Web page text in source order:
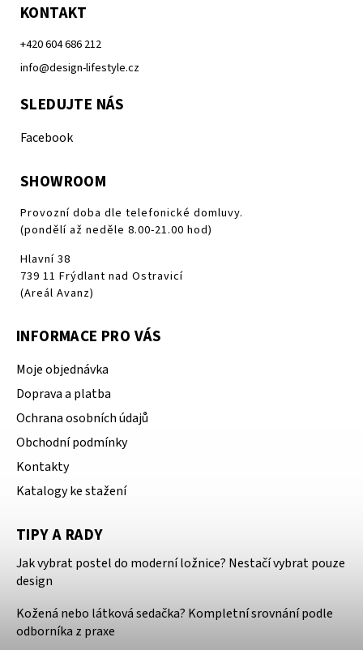
KONTAKT
+420 604 686 212
info@design-lifestyle.cz
SLEDUJTE NÁS
Facebook
SHOWROOM
Provozní doba dle telefonické domluvy.
(pondělí až neděle 8.00-21.00 hod)
Hlavní 38
739 11 Frýdlant nad Ostravicí
(Areál Avanz)
INFORMACE PRO VÁS
Moje objednávka
Doprava a platba
Ochrana osobních údajů
Obchodní podmínky
Kontakty
Katalogy ke stažení
TIPY A RADY
Jak vybrat postel do moderní ložnice? Nestačí vybrat pouze
design
Kožená nebo látková sedačka? Kompletní srovnání podle
odborníka z praxe